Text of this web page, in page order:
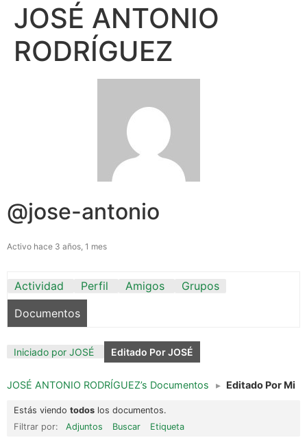
JOSÉ ANTONIO
RODRÍGUEZ
@jose-antonio
Activo hace 3 años, 1 mes
Actividad Perfil Amigos
Grupos
Documentos
Iniciado por JOSÉ Editado Por JOSÉ
JOSÉ ANTONIO RODRÍGUEZ’s Documentos ▸ Editado Por Mi
Estás viendo todos los documentos.
Filtrar por:
Adjuntos Buscar Etiqueta